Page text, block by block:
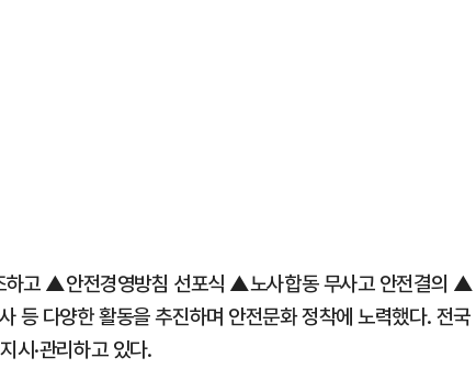
하고 ▲안전경영방침 선포식 ▲노사합동 무사고 안전결의 ▲
다양한 활동을 추진하며 안전문화 정착에 노력했다. 전국
시·관리하고 있다.